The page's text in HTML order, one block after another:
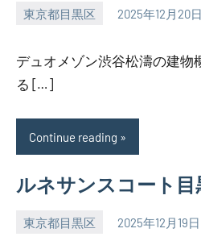
東京都目黒区 2025年12月20日
SEZIMO
デュオメゾン渋谷松濤の建物
る […]
Continue reading
ルネサンスコート目
東京都目黒区 2025年12月19日
SEZIMO